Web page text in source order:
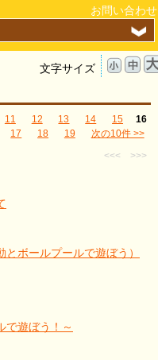
お問い合わせ
文字サイズ
11 12 13 14 15
16
17
18 19
次の10件 >>
<<<
>>>
ボールプールで遊ぼう）
で遊ぼう！～